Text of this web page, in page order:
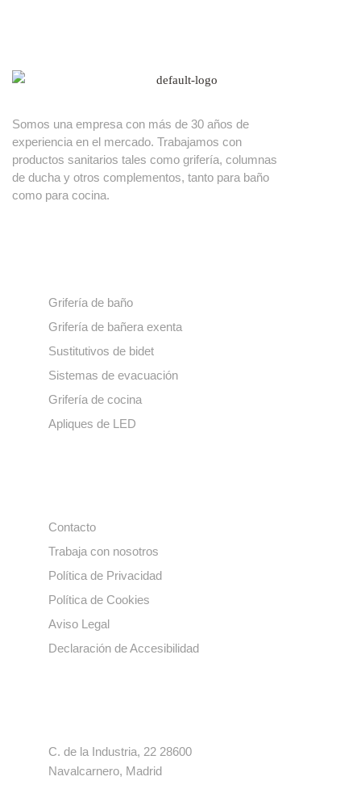
Somos una empresa con más de 30 años de
experiencia en el mercado. Trabajamos con
productos sanitarios tales como grifería, columnas
de ducha y otros complementos, tanto para baño
como para cocina.
Grifería de baño
Grifería de bañera exenta
Sustitutivos de bidet
Sistemas de evacuación
Grifería de cocina
Apliques de LED
Contacto
Trabaja con nosotros
Política de Privacidad
Política de Cookies
Aviso Legal
Declaración de Accesibilidad
C. de la Industria, 22 28600
Navalcarnero, Madrid